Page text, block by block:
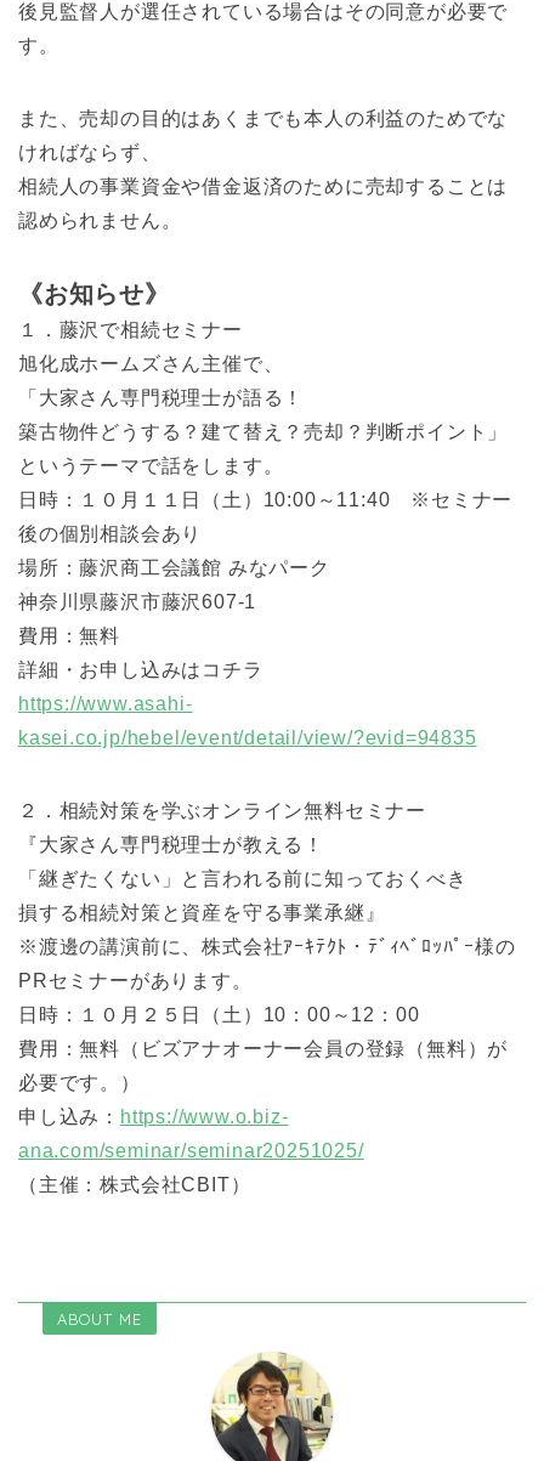
後見監督人が選任されている場合はその同意が必要で
す。
また、売却の目的はあくまでも本人の利益のためでな
ければならず、
相続人の事業資金や借金返済のために売却することは
認められません。
《お知らせ》
１．藤沢で相続セミナー
旭化成ホームズさん主催で、
「大家さん専門税理士が語る！
築古物件どうする？建て替え？売却？判断ポイント」
というテーマで話をします。
日時：１０月１１日（土）10:00～11:40 ※セミナー
後の個別相談会あり
場所：藤沢商工会議館 みなパーク
神奈川県藤沢市藤沢607-1
費用：無料
詳細・お申し込みはコチラ
https://www.asahi-
kasei.co.jp/hebel/event/detail/view/?evid=94835
２．相続対策を学ぶオンライン無料セミナー
『大家さん専門税理士が教える！
「継ぎたくない」と言われる前に知っておくべき
損する相続対策と資産を守る事業承継』
※渡邊の講演前に、株式会社ｱｰｷﾃｸﾄ・ﾃﾞｨﾍﾞﾛｯﾊﾟｰ様の
PRセミナーがあります。
日時：１０月２５日（土）10：00～12：00
費用：無料（ビズアナオーナー会員の登録（無料）が
必要です。）
申し込み： https://www.o.biz-
ana.com/seminar/seminar20251025/
（主催：株式会社CBIT）
ABOUT ME